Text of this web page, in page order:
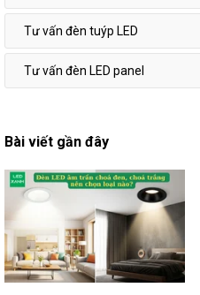
Tư vấn đèn tuýp LED
Tư vấn đèn LED panel
Bài viết gần đây